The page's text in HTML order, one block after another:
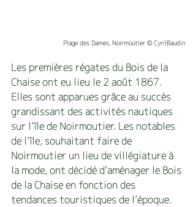
Plage des Dames, Noirmoutier © CyrilBaudin
Les premières régates du Bois de la
Chaise ont eu lieu le 2 août 1867.
Elles sont apparues grâce au succès
grandissant des activités nautiques
sur l’île de Noirmoutier. Les notables
de l’île, souhaitant faire de
Noirmoutier un lieu de villégiature à
la mode, ont décidé d’aménager le Bois
de la Chaise en fonction des
tendances touristiques de l’époque.